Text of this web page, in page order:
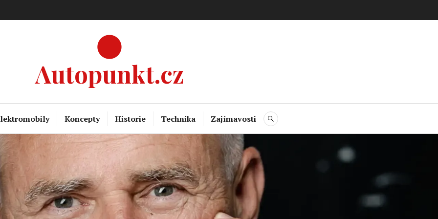
Autopunkt.cz
Koncepty Historie Technika Zajímavosti HLEDAT